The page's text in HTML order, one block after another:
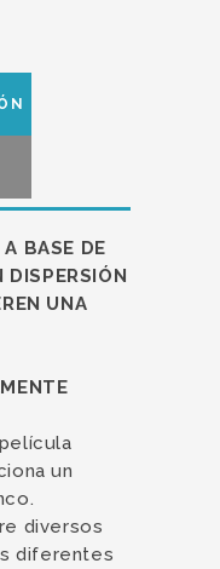
BASE DE
DISPERSIÓN
UNA
un
diversos
diferentes